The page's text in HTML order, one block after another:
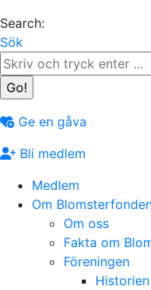
Search:
Sök
Ge en gåva
Bli medlem
Medlem
Om
Om oss
Fakta om
Föreningen